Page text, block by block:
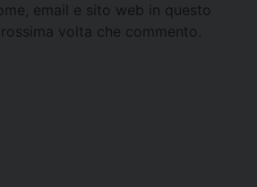
email e sito web in questo
volta che commento.